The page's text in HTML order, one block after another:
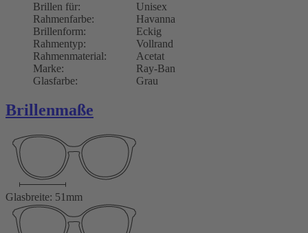
Brillen für:
Unisex
Rahmenfarbe:
Havanna
Brillenform:
Eckig
Rahmentyp:
Vollrand
Rahmenmaterial:
Acetat
Marke:
Ray-Ban
Glasfarbe:
Grau
Brillenmaße
Glasbreite: 51mm